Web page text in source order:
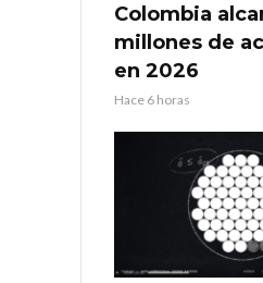
Colombia
millones de
en 2026
Hace 6 horas